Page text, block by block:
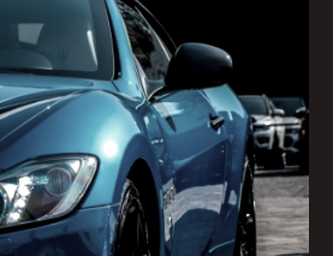
a partir das 9h os fãs de
aproveitar para
melhores e mais modernos
A exposição irá fechar
com cerca de 40 veículos
Buenos Aires, em frente ao